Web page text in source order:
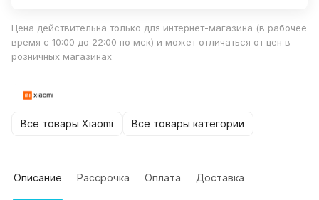
Цена действительна только для интернет-магазина (в рабочее
время с 10:00 до 22:00 по мск) и может отличаться от цен в
розничных магазинах
Все товары Xiaomi Все товары категории
Описание Рассрочка Оплата Доставка